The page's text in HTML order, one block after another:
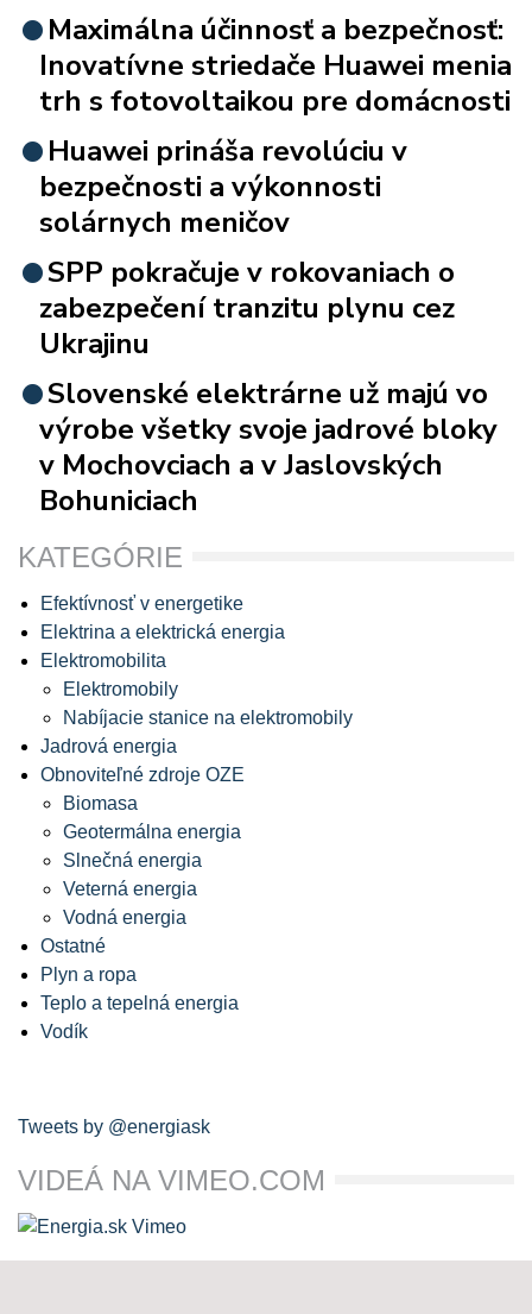
Maximálna účinnosť a bezpečnosť:
Inovatívne striedače Huawei menia
trh s fotovoltaikou pre domácnosti
Huawei prináša revolúciu v
bezpečnosti a výkonnosti
solárnych meničov
SPP pokračuje v rokovaniach o
zabezpečení tranzitu plynu cez
Ukrajinu
Slovenské elektrárne už majú vo
výrobe všetky svoje jadrové bloky
v Mochovciach a v Jaslovských
Bohuniciach
KATEGÓRIE
Efektívnosť v energetike
Elektrina a elektrická energia
Elektromobilita
Elektromobily
Nabíjacie stanice na elektromobily
Jadrová energia
Obnoviteľné zdroje OZE
Biomasa
Geotermálna energia
Slnečná energia
Veterná energia
Vodná energia
Ostatné
Plyn a ropa
Teplo a tepelná energia
Vodík
Tweets by @energiask
VIDEÁ NA VIMEO.COM